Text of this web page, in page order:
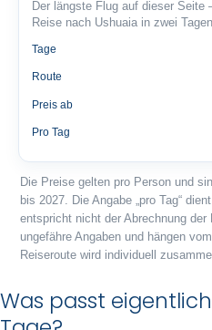
Der längste Flug auf dieser Seite
Reise nach Ushuaia in zwei
Tage
Route
Preis ab
Pro Tag
Die Preise gelten pro Person und
bis 2027. Die Angabe „pro Tag“
entspricht nicht der Abrechnung
ungefähre Angaben und hängen
Reiseroute wird individuell
Was passt